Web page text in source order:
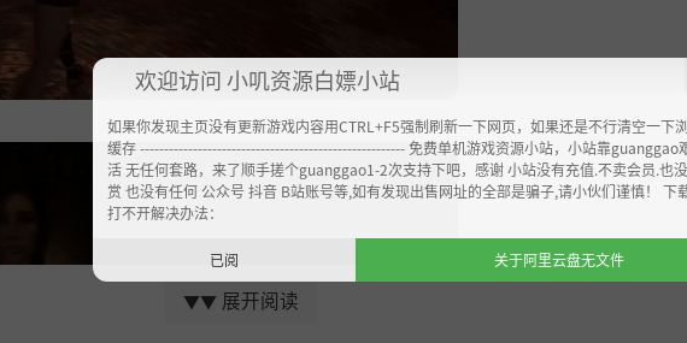
▼▼ 展开阅读
欢迎访问 小叽资源白嫖小站
如果你发现主页没有更新游戏内容用CTRL+F5强制刷新一下网页，如果还是不行清空一下
缓存 ------------------------------------------------------- 免费单机游戏资源小站，小站靠guanggao
活 无任何套路，来了顺手搓个guanggao1-2次支持下吧，感谢 小站没有充值.不卖会员.也
赏 也没有任何 公众号 抖音 B站账号等,如有发现出售网址的全部是骗子,请小伙们谨慎！ 下
打不开解决办法：
已阅 关于阿里云盘无文件